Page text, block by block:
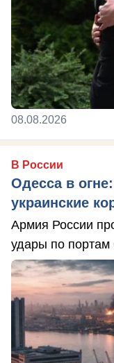
08.08.2026
В России
Одесса в
украинские
Армия России
удары по